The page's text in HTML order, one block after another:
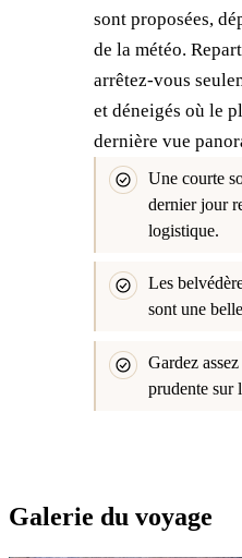
sont proposées,
de la météo.
arrêtez-vous
et déneigés où le
dernière vue
Une courte
dernier jour
logistique.
Les
sont une
Gardez
prudente sur
Galerie du voyage